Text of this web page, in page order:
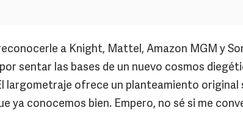
a Knight, Mattel, Amazon MGM y
sentar las bases de un nuevo cosmos
largometraje ofrece un planteamiento original
ya conocemos bien. Empero, no sé si me